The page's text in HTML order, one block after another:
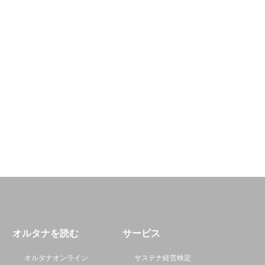
オルタナを読む
オルタナオンライン
サービス
サステナ経営検定